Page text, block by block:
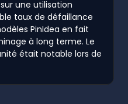
une utilisation
taux de défaillance
PinIdea en fait
à long terme. Le
était notable lors de